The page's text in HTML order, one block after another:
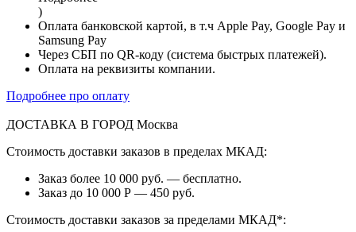
)
Оплата банковской картой, в т.ч Apple Pay, Google Pay и
Samsung Pay
Через СБП по QR-коду (система быстрых платежей).
Оплата на реквизиты компании.
Подробнее про оплату
ДОСТАВКА В ГОРОД Москва
Стоимость доставки заказов в пределах МКАД:
Заказ более 10 000 руб. — бесплатно.
Заказ до 10 000 Р — 450 руб.
Стоимость доставки заказов за пределами МКАД*: